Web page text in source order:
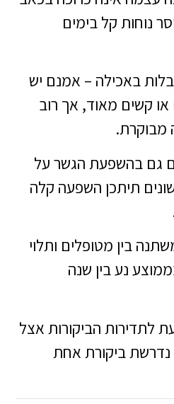
נוחות קל בימים
באכילה – אמנם יש
או קשים מאוד, אך רוב
מבוקרת.
גם בהשפעת הגשר על
תיתכן השפעה קלה
בין מטופלים ותלוי
נע בין שנה
לתדירות הביקורות אצל
ביקורת אחת